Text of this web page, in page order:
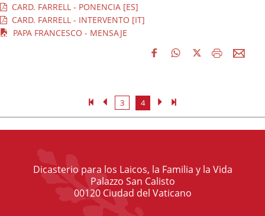
CARD. FARRELL - PONENCIA [ES]
CARD. FARRELL - INTERVENTO [IT]
PAPA FRANCESCO - MENSAJE
3 4
Dicasterio para los Laicos, la Familia y la Vida
Palazzo San Calisto
00120 Ciudad del Vaticano